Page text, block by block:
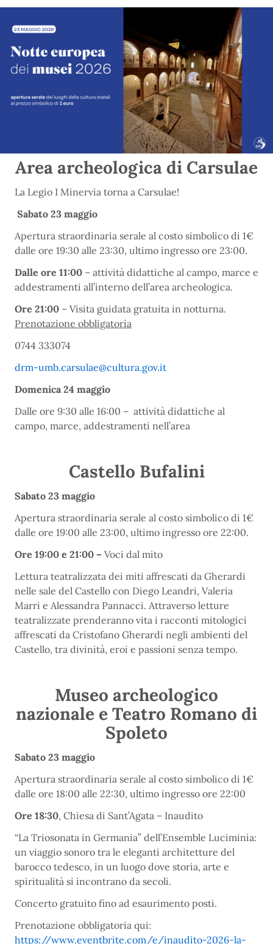
Area archeologica di Carsulae
La Legio I Minervia torna a Carsulae!
Sabato 23 maggio
Apertura straordinaria serale al costo simbolico di 1€
dalle ore 19:30 alle 23:30, ultimo ingresso ore 23:00.
Dalle ore 11:00 – attività didattiche al campo, marce e
addestramenti all’interno dell’area archeologica.
Ore 21:00 – Visita guidata gratuita in notturna.
Prenotazione obbligatoria
0744 333074
drm-umb.carsulae@cultura.gov.it
Domenica 24 maggio
Dalle ore 9:30 alle 16:00 – attività didattiche al
campo, marce, addestramenti nell’area
Castello Bufalini
Sabato 23 maggio
Apertura straordinaria serale al costo simbolico di 1€
dalle ore 19:00 alle 23:00, ultimo ingresso ore 22:00.
Ore 19:00 e 21:00 – Voci dal mito
Lettura teatralizzata dei miti affrescati da Gherardi
nelle sale del Castello con Diego Leandri, Valeria
Marri e Alessandra Pannacci. Attraverso letture
teatralizzate prenderanno vita i racconti mitologici
affrescati da Cristofano Gherardi negli ambienti del
Castello, tra divinità, eroi e passioni senza tempo.
Museo archeologico
nazionale e Teatro Romano di
Spoleto
Sabato 23 maggio
Apertura straordinaria serale al costo simbolico di 1€
dalle ore 18:00 alle 22:30, ultimo ingresso ore 22:00
Ore 18:30, Chiesa di Sant’Agata – Inaudito
“La Triosonata in Germania” dell’Ensemble Luciminia:
un viaggio sonoro tra le eleganti architetture del
barocco tedesco, in un luogo dove storia, arte e
spiritualità si incontrano da secoli.
Concerto gratuito fino ad esaurimento posti.
Prenotazione obbligatoria qui:
https://www.eventbrite.com/e/inaudito-2026-la-